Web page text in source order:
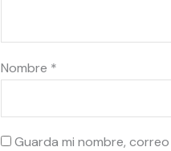
Nombre *
Guarda mi nombre,